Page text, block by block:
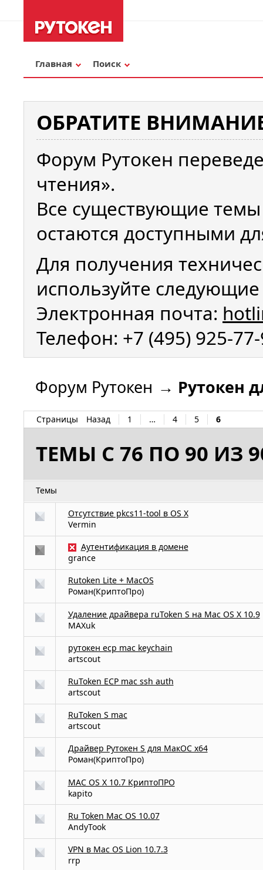
Главная Поиск
ОБРАТИТЕ
Форум Рутокен
чтения».
Все существующие
остаются доступными
Для получения
используйте
Электронная почта:
Телефон: +7 (495) 925-
Форум Рутокен → Рутокен
Страницы Назад 1 … 4 5 6
ТЕМЫ С 76 ПО 90 ИЗ
Темы
Отсутствие pkcs11-tool в OS X
Vermin
: Аутентификация в домене
grance
Rutoken Lite + MacOS
Роман(КриптоПро)
Удаление драйвера ruToken S на Mac OS X 10.9
MAXuk
рутокен ecp mac keychain
artscout
RuToken ECP mac ssh auth
artscout
RuToken S mac
artscout
Драйвер Рутокен S для МакОС х64
Роман(КриптоПро)
MAC OS X 10.7 КриптоПРО
kapito
Ru Token Mac OS 10.07
AndyTook
VPN в Mac OS Lion 10.7.3
rrp